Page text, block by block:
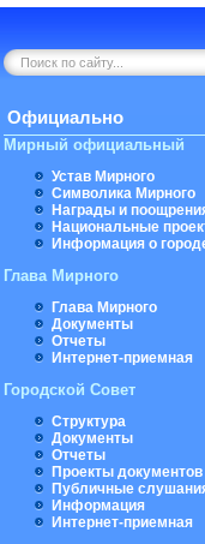
Официально
Мирный официальный
Устав Мирного
Символика Мирного
Награды и
Национальные
Информация о
Глава Мирного
Глава Мирного
Документы
Отчеты
Интернет-приемная
Городской Совет
Структура
Документы
Отчеты
Проекты документов
Публичные
Информация
Интернет-приемная